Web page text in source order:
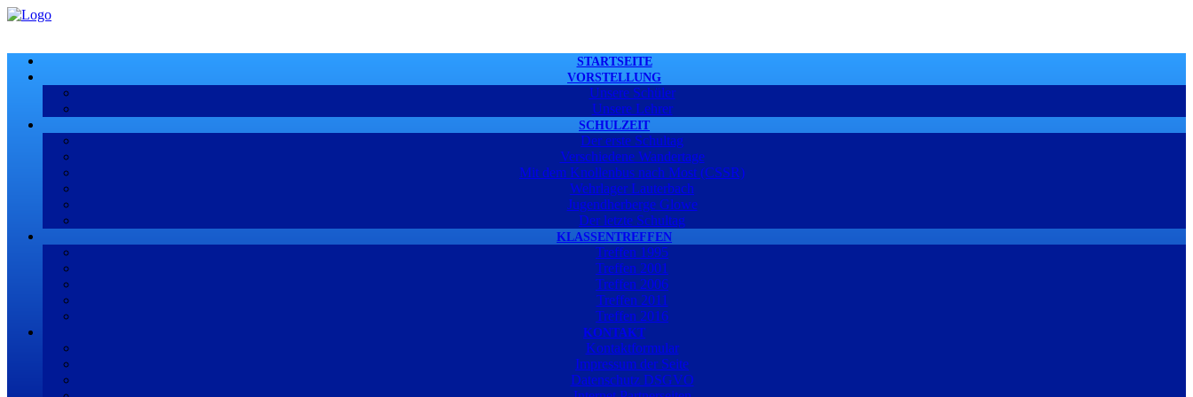
STARTSEITE
VORSTELLUNG
Unsere Schüler
Unsere Lehrer
SCHULZEIT
Der erste Schultag
Verschiedene Wandertage
Mit dem Knollenbus nach Most (CSSR)
Wehrlager Lauterbach
Jugendherberge Glowe
Der letzte Schultag
KLASSENTREFFEN
Treffen 1995
Treffen 2001
Treffen 2006
Treffen 2011
Treffen 2016
KONTAKT
Kontaktformular
Impressum der Seite
Datenschutz DSGVO